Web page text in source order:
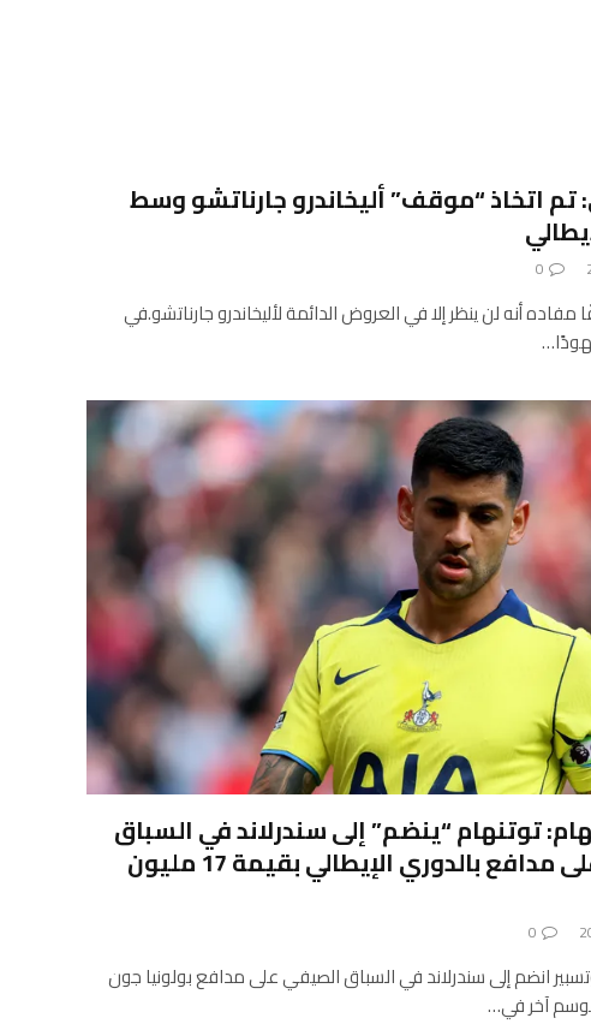
اتخاذ “موقف” أليخاندرو جارناتشو وسط
0
أنه لن ينظر إلا في العروض الدائمة لأليخاندرو جارناتشو.في
توتنهام “ينضم” إلى سندرلاند في السباق
الصيفي للحصول على مدافع بالدوري الإيطالي بقيمة 17 مليون
0
انضم إلى سندرلاند في السباق الصيفي على مدافع بولونيا جون
آخر في…